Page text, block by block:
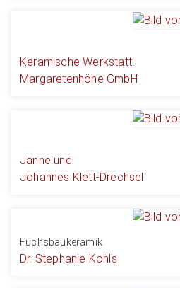
Keramische Werkstatt
Margaretenhöhe GmbH
Janne und
Johannes Klett-Drechsel
Fuchsbaukeramik
Dr. Stephanie Kohls